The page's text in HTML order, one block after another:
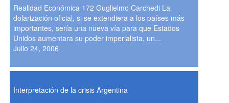
Realidad Económica 172 Guglielmo Carchedi La
dolarización oficial, si se extendiera a los países más
importantes, sería una nueva vía para que Estados
Unidos aumentara su poder imperialista, un...
Julio 24, 2006
Interpretación de la crisis Argentina